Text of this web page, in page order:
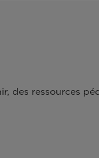
des ressources